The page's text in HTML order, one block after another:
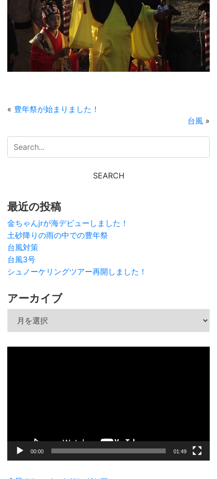
« 豊年祭が始まりました！
台風 »
最近の投稿
金ちゃんjrが海デビューしました！
土砂降りの雨の中での豊年祭
台風対策
台風3号
シュノーケリングツアー再開しました！
アーカイブ
00:00 01:49